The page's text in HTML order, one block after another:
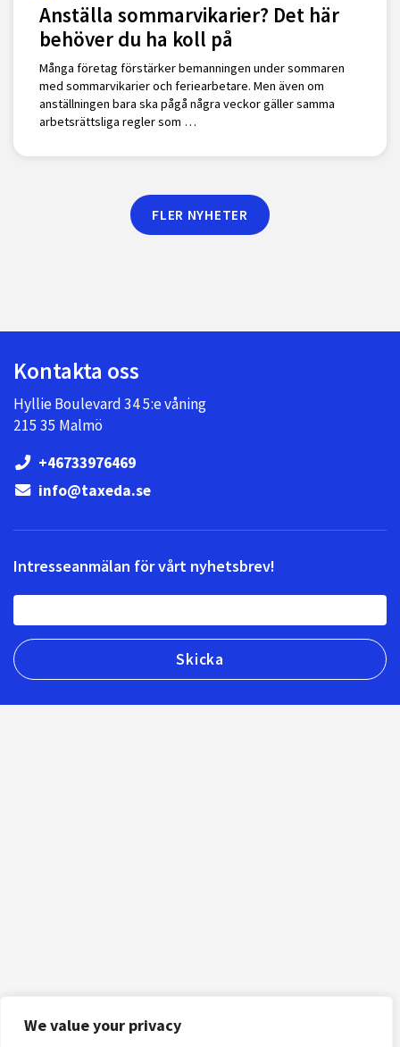
We value your privacy
Anställa sommarvikarier? Det här
behöver du ha koll på
Många företag förstärker bemanningen under sommaren
med sommarvikarier och feriearbetare. Men även om
anställningen bara ska pågå några veckor gäller samma
arbetsrättsliga regler som …
FLER NYHETER
Kontakta oss
Hyllie Boulevard 34 5:e våning
215 35 Malmö
+46733976469
info@taxeda.se
Intresseanmälan för vårt nyhetsbrev!